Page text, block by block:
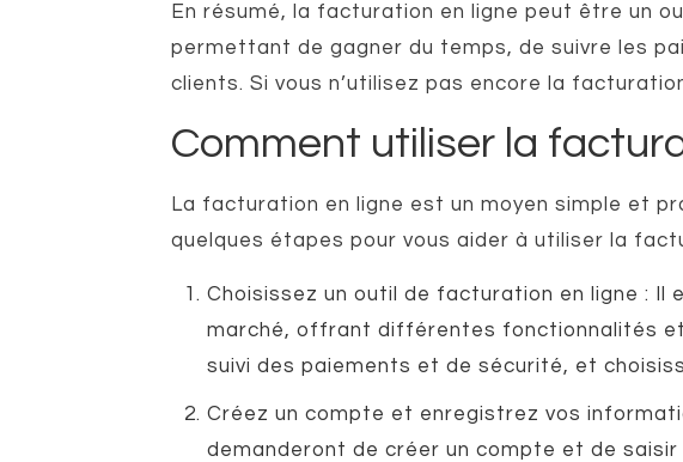
En résumé, la facturation en ligne peut être un
permettant de gagner du temps, de suivre les
clients. Si vous n’utilisez pas encore la
Comment utiliser la
La facturation en ligne est un moyen simple et
quelques étapes pour vous aider à utiliser la
Choisissez un outil de facturation en ligne : Il
marché, offrant différentes fonctionnalités
suivi des paiements et de sécurité, et
Créez un compte et enregistrez vos
demanderont de créer un compte et de